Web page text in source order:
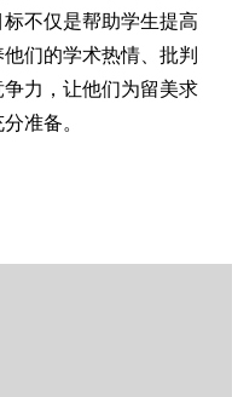
不仅是帮助学生提高
们的学术热情、批判
力，让他们为留美求
准备。